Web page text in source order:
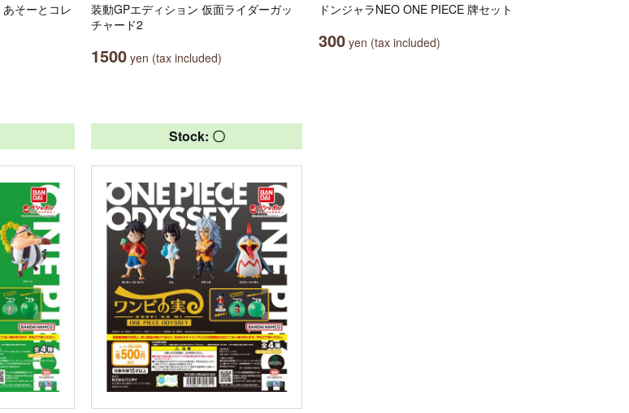
そーとコレ
装動GPエディション 仮面ライダーガッ
チャード2
1500 yen (tax included)
ドンジャラNEO ONE PIECE 牌セット
300 yen (tax included)
Stock: 〇